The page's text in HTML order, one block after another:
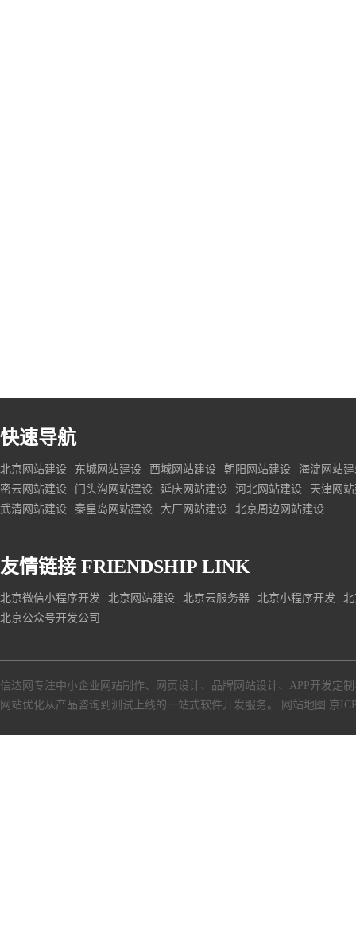
快速导航
北京网站建设 东城网站建设 西城网站建设 朝阳网站建设
海淀网站
密云网站建设
门头沟网站建设 延庆网站建设 河北网站建设
天津网
武清网站建设
秦皇岛网站建设 大厂网站建设 北京周边网站建设
友情链接 FRIENDSHIP LINK
北京微信小程序开发 北京网站建设 北京云服务器 北京小程序开发
北京公众号开发公司
信达网专注中小企业网站制作、 网页设计、 品牌网站设计、 APP开发定制
网站优化从产品咨询到测试上线的一站式软件开发服务。
网站地图 京